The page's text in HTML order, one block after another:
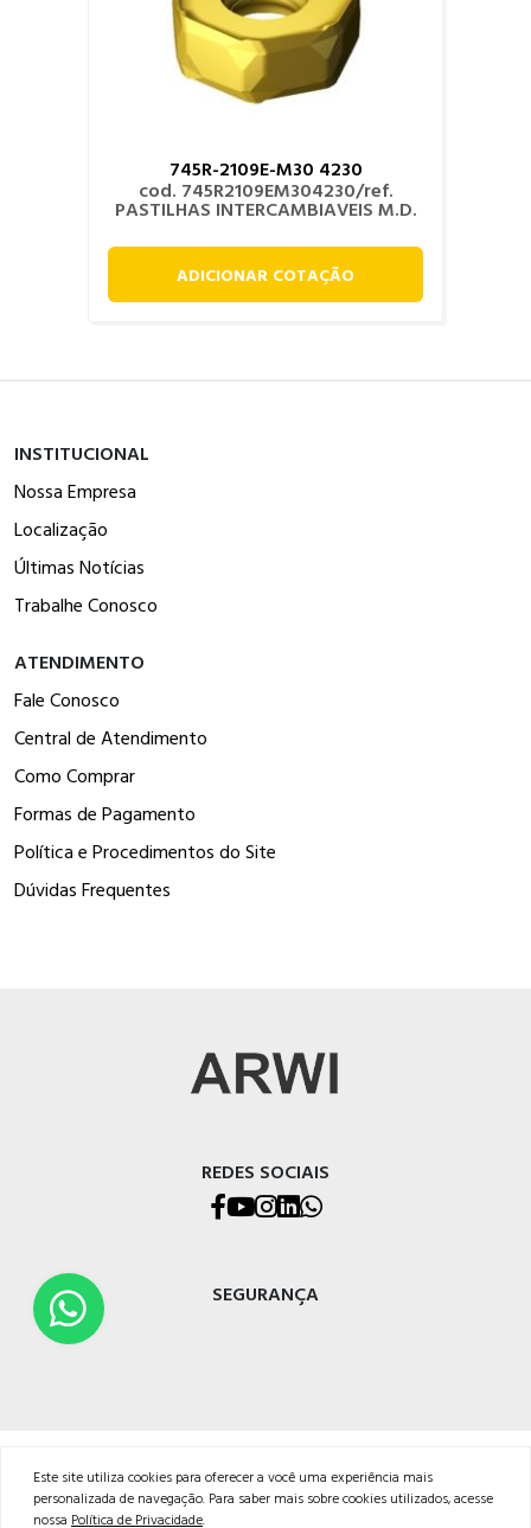
745R-2109E-M30 4230
cod. 745R2109EM304230/ref.
PASTILHAS INTERCAMBIAVEIS M.D.
ADICIONAR COTAÇÃO
INSTITUCIONAL
Nossa Empresa
Localização
Últimas Notícias
Trabalhe Conosco
ATENDIMENTO
Fale Conosco
Central de Atendimento
Como Comprar
Formas de Pagamento
Política e Procedimentos do Site
Dúvidas Frequentes
REDES SOCIAIS
SEGURANÇA
Endereço: Rua Pio XII, 741, Caxias do Sul – RS
CEP: 95032-700
Este site utiliza cookies para oferecer a você uma experiência mais
personalizada de navegação. Para saber mais sobre cookies utilizados, acesse
nossa Política de Privacidade.